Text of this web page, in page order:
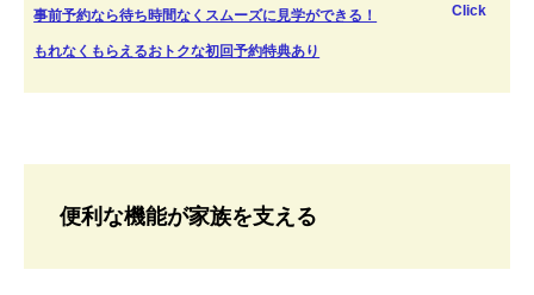
事前予約なら待ち時間なくスムーズに見学ができる！
もれなくもらえるおトクな初回予約特典あり
Click
便利な機能が家族を支える